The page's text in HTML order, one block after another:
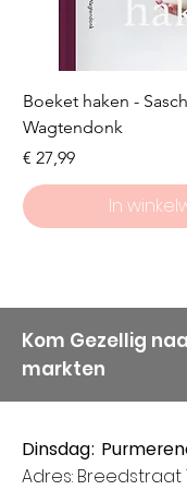
Boeket haken -
Wagtendonk
Prijs
€ 27,99
In
Kom Gezellig
markten
Dinsdag:
Adres: Breedstraat